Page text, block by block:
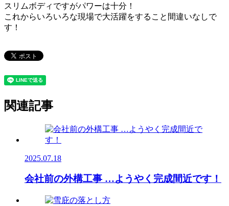
スリムボディですがパワーは十分！
これからいろいろな現場で大活躍をすること間違いなしで
す！
関連記事
2025.07.18
会社前の外構工事 …ようやく完成間近です！